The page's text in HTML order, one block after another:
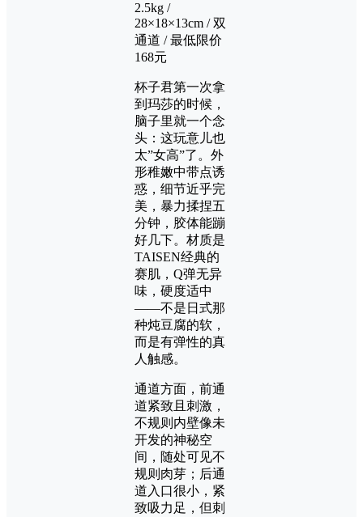
2.5kg /
28×18×13cm / 双
通道 / 最低限价
168元
杯子君第一次拿
到玛莎的时候，
脑子里就一个念
头：这玩意儿也
太”女高”了。外
形稚嫩中带点诱
惑，细节近乎完
美，暴力揉捏五
分钟，胶体能蹦
好几下。材质是
TAISEN经典的
赛肌，Q弹无异
味，硬度适中
——不是日式那
种炖豆腐的软，
而是有弹性的真
人触感。
通道方面，前通
道紧致且刺激，
不规则内壁像未
开发的神秘空
间，随处可见不
规则肉芽；后通
道入口很小，紧
致吸力足，但刺